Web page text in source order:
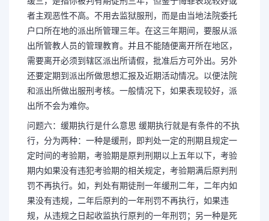
者主观恶性不高。不用去监狱服刑，而是由当地法院委托
户口所在地的派出所管理三年。在这三年期间，要服从派
出所管教人员的管理教育。并且不能随便离开所在地区，
需要离开必须到辖区派出所请假，批准后方可外出。另外
还要定期到派出所做思想汇报及近期活动情况。以便法院
和派出所做出服刑考核。一般情况下，如果表现较好，派
出所不会为难你。
问题六：缓期执行是什么意思 缓期执行就是有条件的不执
行，分为两种：一种是缓刑，即判处一定的刑期且规定一
定时间的考验期，考验期是原判刑期以上五年以下，考验
期内如果没有违犯考验期的相关规定，考验期满后原判刑
罚不再执行。如，判处有期徒刑一年缓刑二年，二年内如
果没有违规，二年后原判的一年刑罚不再执行，如果违
规，从违规之日起收监执行原判的一年刑罚；另一种是死